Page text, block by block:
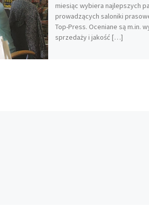
miesiąc wybiera najlepszych
prowadzących saloniki
Top-Press. Oceniane są m.in.
sprzedaży i jakość […]